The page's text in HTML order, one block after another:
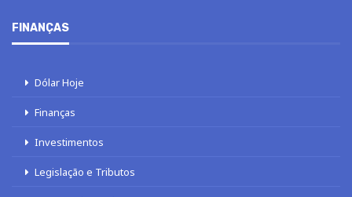
FINANÇAS
Dólar Hoje
Finanças
Investimentos
Legislação e Tributos